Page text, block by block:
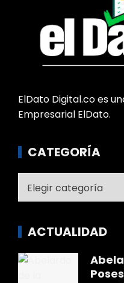
ElDato Digital.co es
Empresarial ElDato.
CATEGORÍA
ACTUALIDAD